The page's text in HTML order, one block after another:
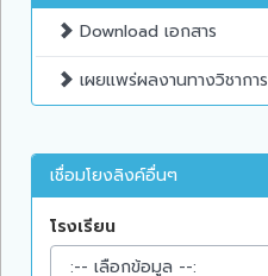
Download เอกสาร
เผยแพร่ผลงานทางวิชาการ
เชื่อมโยงลิงค์อื่นๆ
โรงเรียน